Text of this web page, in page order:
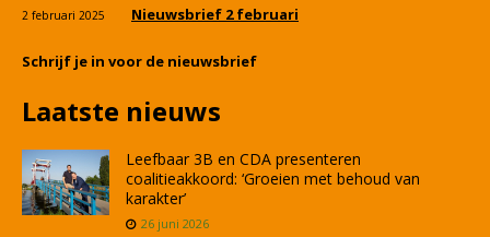
2 februari 2025 Nieuwsbrief 2 februari
Schrijf je in voor de nieuwsbrief
Laatste nieuws
Leefbaar 3B en CDA presenteren
coalitieakkoord: ‘Groeien met behoud van
karakter’
26 juni 2026